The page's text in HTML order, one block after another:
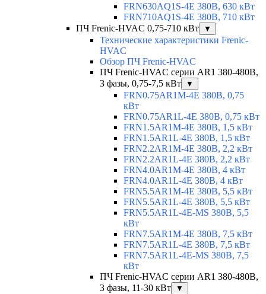
FRN630AQ1S-4E 380В, 630 кВт
FRN710AQ1S-4E 380В, 710 кВт
ПЧ Frenic-HVAC 0,75-710 кВт
▼
Технические характеристики Frenic-
HVAC
Обзор ПЧ Frenic-HVAC
ПЧ Frenic-HVAC серии AR1 380-480В,
3 фазы, 0,75-7,5 кВт
▼
FRN0.75AR1M-4E 380В, 0,75
кВт
FRN0.75AR1L-4E 380В, 0,75 кВт
FRN1.5AR1M-4E 380В, 1,5 кВт
FRN1.5AR1L-4E 380В, 1,5 кВт
FRN2.2AR1M-4E 380В, 2,2 кВт
FRN2.2AR1L-4E 380В, 2,2 кВт
FRN4.0AR1M-4E 380В, 4 кВт
FRN4.0AR1L-4E 380В, 4 кВт
FRN5.5AR1M-4E 380В, 5,5 кВт
FRN5.5AR1L-4E 380В, 5,5 кВт
FRN5.5AR1L-4E-MS 380В, 5,5
кВт
FRN7.5AR1M-4E 380В, 7,5 кВт
FRN7.5AR1L-4E 380В, 7,5 кВт
FRN7.5AR1L-4E-MS 380В, 7,5
кВт
ПЧ Frenic-HVAC серии AR1 380-480В,
3 фазы, 11-30 кВт
▼